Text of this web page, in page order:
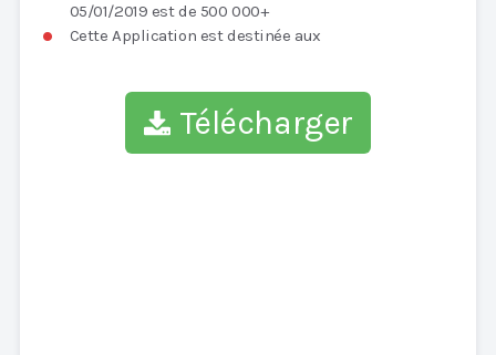
05/01/2019 est de 500 000+
Cette Application est destinée aux
Télécharger